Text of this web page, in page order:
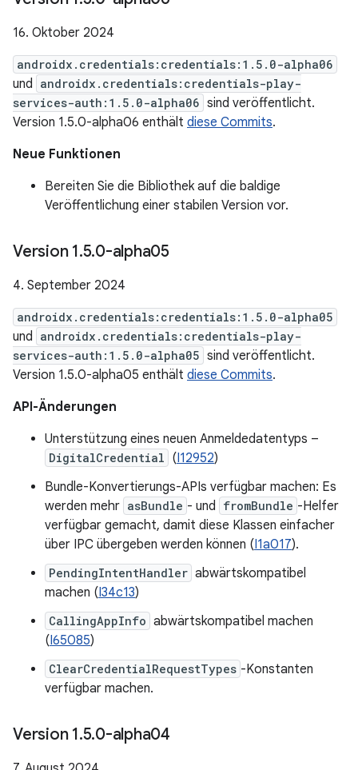
16. Oktober 2024
androidx.credentials:credentials:1.5.0-alpha06
und androidx.credentials:credentials-play-
services-auth:1.5.0-alpha06 sind veröffentlicht.
Version 1.5.0-alpha06 enthält diese Commits.
Neue Funktionen
Bereiten Sie die Bibliothek auf die baldige
Veröffentlichung einer stabilen Version vor.
Version 1.5.0-alpha05
4. September 2024
androidx.credentials:credentials:1.5.0-alpha05
und androidx.credentials:credentials-play-
services-auth:1.5.0-alpha05 sind veröffentlicht.
Version 1.5.0-alpha05 enthält diese Commits.
API-Änderungen
Unterstützung eines neuen Anmeldedatentyps –
DigitalCredential (I12952)
Bundle-Konvertierungs-APIs verfügbar machen: Es
werden mehr asBundle - und fromBundle -Helfer
verfügbar gemacht, damit diese Klassen einfacher
über IPC übergeben werden können (I1a017).
PendingIntentHandler abwärtskompatibel
machen (I34c13)
CallingAppInfo abwärtskompatibel machen
(I65085)
ClearCredentialRequestTypes -Konstanten
verfügbar machen.
Version 1.5.0-alpha04